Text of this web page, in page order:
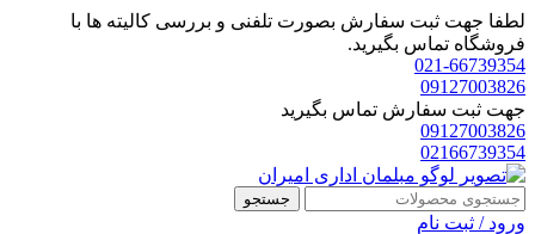
لطفا جهت ثبت سفارش بصورت تلفنی و بررسی کالیته ها با
فروشگاه تماس بگیرید.
021-66739354
09127003826
جهت ثبت سفارش تماس بگیرید
09127003826
02166739354
جستجو
ورود / ثبت نام